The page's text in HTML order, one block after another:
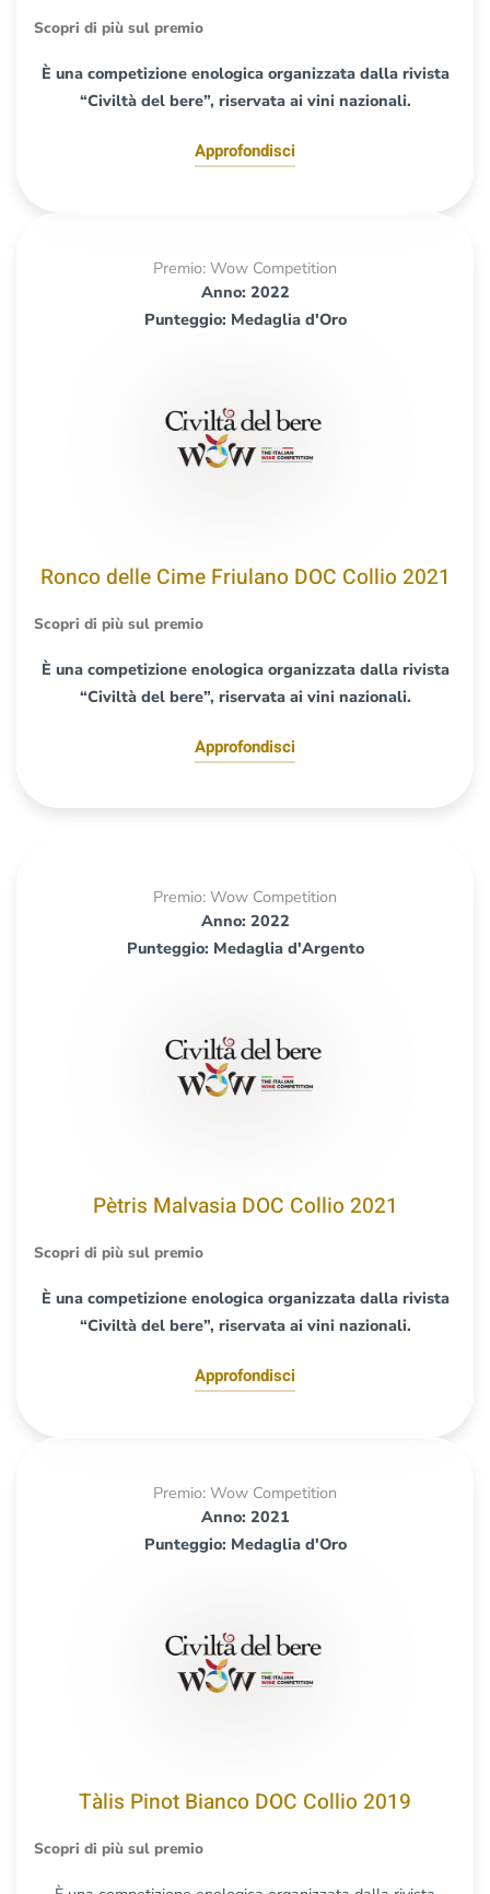
Scopri di più sul premio
È una competizione enologica organizzata dalla rivista
“Civiltà del bere”, riservata ai vini nazionali.
Approfondisci
Premio: Wow Competition
Anno: 2022
Punteggio: Medaglia d'Oro
Ronco delle Cime Friulano DOC Collio 2021
Scopri di più sul premio
È una competizione enologica organizzata dalla rivista
“Civiltà del bere”, riservata ai vini nazionali.
Approfondisci
Premio: Wow Competition
Anno: 2022
Punteggio: Medaglia d'Argento
Pètris Malvasia DOC Collio 2021
Scopri di più sul premio
È una competizione enologica organizzata dalla rivista
“Civiltà del bere”, riservata ai vini nazionali.
Approfondisci
Premio: Wow Competition
Anno: 2021
Punteggio: Medaglia d'Oro
Tàlis Pinot Bianco DOC Collio 2019
Scopri di più sul premio